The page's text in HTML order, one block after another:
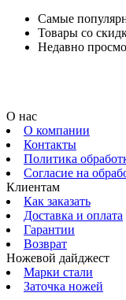
Самые
Товары со
Недавно
О нас
О компании
Контакты
Политика
Согласие на
Клиентам
Как заказать
Доставка и оплата
Гарантии
Возврат
Ножевой дайджест
Марки стали
Заточка ножей